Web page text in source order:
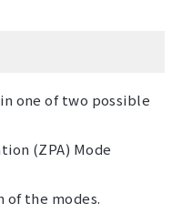
one of two possible
(ZPA) Mode
of the modes.